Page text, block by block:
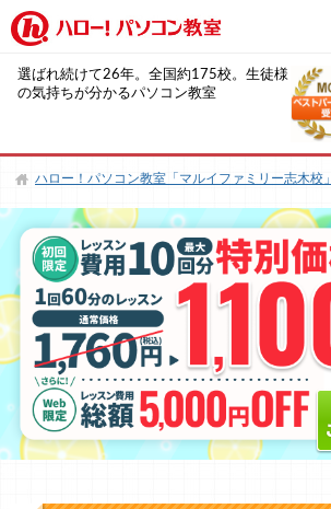
選ばれ続けて26年。全国約175校。生徒様
の気持ちが分かるパソコン教室
ハロー！パソコン教室「マルイファミリー志木校」